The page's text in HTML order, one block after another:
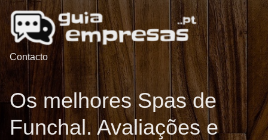
Contacto
Os melhores Spas de
Funchal. Avaliações e